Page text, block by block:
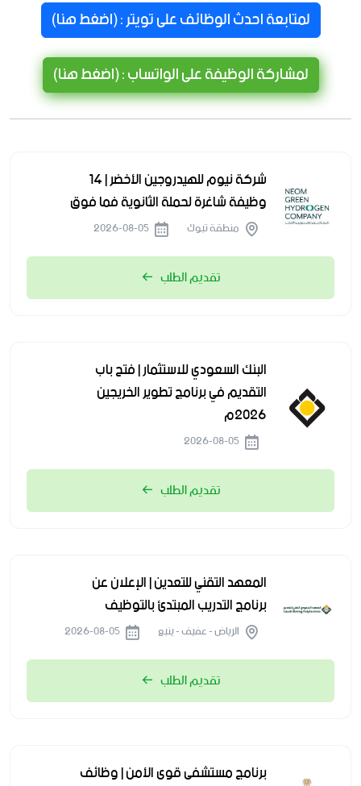
لمتابعة احدث الوظائف على تويتر : (اضغط هنا)
لمشاركة الوظيفة على الواتساب : (اضغط هنا)
شركة نيوم للهيدروجين الأخضر | 14
وظيفة شاغرة لحملة الثانوية فما فوق
منطقة تبوك
تقديم الطلب
البنك السعودي للاستثمار | فتح باب
التقديم في برنامج تطوير الخريجين
2026م
تقديم الطلب
المعهد التقني للتعدين | الإعلان عن
برنامج التدريب المبتدئ بالتوظيف
الرياض - عفيف - ينبع
تقديم الطلب
برنامج مستشفى قوى الأمن | وظائف